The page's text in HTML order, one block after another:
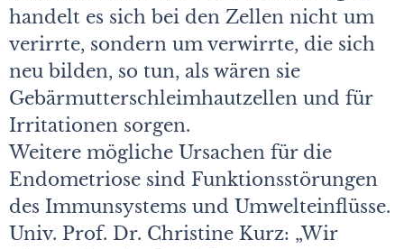
handelt es sich bei den Zellen nicht um
verirrte, sondern um verwirrte, die sich
neu bilden, so tun, als wären sie
Gebärmutterschleimhautzellen und für
Irritationen sorgen.
Weitere mögliche Ursachen für die
Endometriose sind Funktionsstörungen
des Immunsystems und Umwelteinflüsse.
Univ. Prof. Dr. Christine Kurz: „Wir